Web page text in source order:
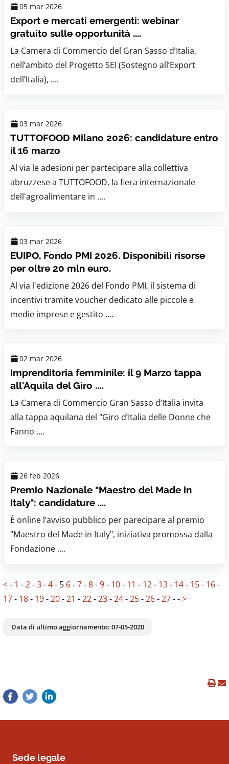
05 mar 2026
Export e mercati emergenti: webinar
gratuito sulle opportunità ....
La Camera di Commercio del Gran Sasso d’Italia,
nell’ambito del Progetto SEI (Sostegno all’Export
dell’Italia), ....
03 mar 2026
TUTTOFOOD Milano 2026: candidature entro
il 16 marzo
Al via le adesioni per partecipare alla collettiva
abruzzese a TUTTOFOOD, la fiera internazionale
dell'agroalimentare in ....
03 mar 2026
EUIPO, Fondo PMI 2026. Disponibili risorse
per oltre 20 mln euro.
Al via l'edizione 2026 del Fondo PMI, il sistema di
incentivi tramite voucher dedicato alle piccole e
medie imprese e gestito ....
02 mar 2026
Imprenditoria femminile: il 9 Marzo tappa
all'Aquila del Giro ....
La Camera di Commercio Gran Sasso d’Italia invita
alla tappa aquilana del "Giro d’Italia delle Donne che
Fanno ....
26 feb 2026
Premio Nazionale "Maestro del Made in
Italy": candidature ....
È online l’avviso pubblico per parecipare al premio
"Maestro del Made in Italy", iniziativa promossa dalla
Fondazione ....
<- 1 -2-3-4- 5 6-7-8-9- 10- 11 - 12- 13- 14- 15- 16-
17- 18- 19-20-21 -22-23-24-25-26-27-->
Data di ultimo aggiornamento: 07-05-2020
Sede legale